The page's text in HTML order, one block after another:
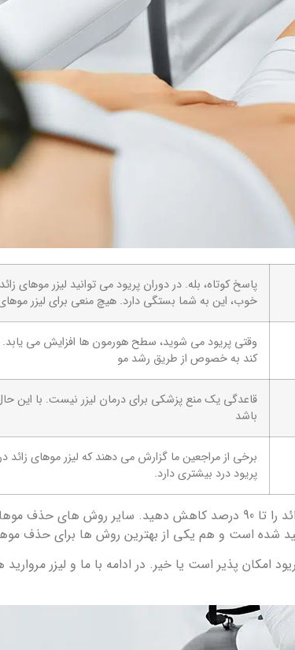
پاسخ کوتاه، بله. در دوران پریود می توانید لیزر موهای
خوب، این به شما بستگی دارد. هیچ منعی برای لیزر
وقتی پریود می شوید، سطح هورمون ها افزایش می یابد.
کند به خصوص از طریق رشد مو
قاعدگی یک منع پزشکی برای درمان لیزر نیست. با این
باشد
برخی از مراجعین ما گزارش می دهند که لیزر موهای زائد
پریود درد بیشتری دارد.
لیزر موهای زائد، یکی از روش هایی است که از طریق آن می توانید رشد موهای زائد را تا 90
پذیر است یا خیر. در ادامه با ما و لیزر